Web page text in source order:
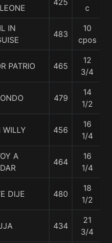
425
c
IN
483
10
cpos
PATRIO 465
12
3/4
479
14
1/2
WILLY 456
16
1/4
A
464
16
1/4
DIJE 480
18
1/2
434
21
3/4